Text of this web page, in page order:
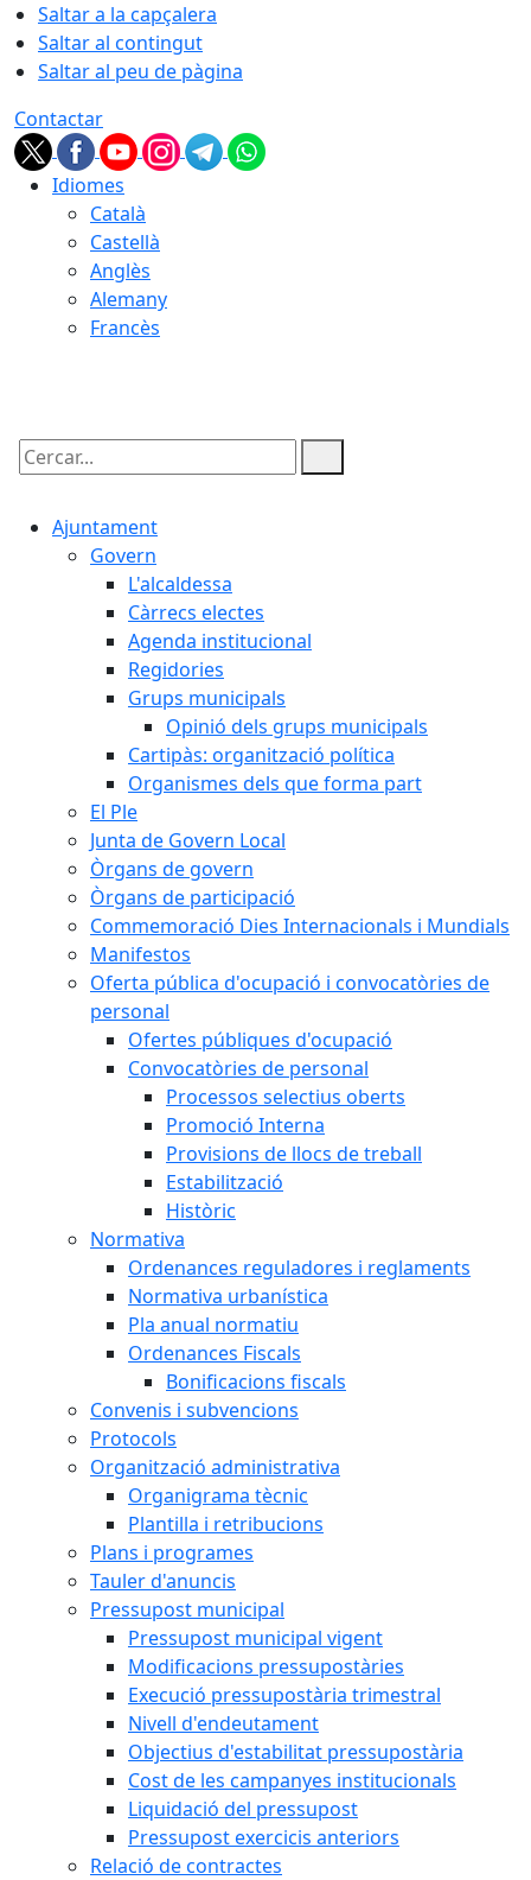
Saltar a la capçalera
Saltar al contingut
Saltar al peu de pàgina
Contactar
Idiomes
Català
Castellà
Anglès
Alemany
Francès
Cercar:
Ajuntament
Govern
L'alcaldessa
Càrrecs electes
Agenda institucional
Regidories
Grups municipals
Opinió dels grups municipals
Cartipàs: organització política
Organismes dels que forma part
El Ple
Junta de Govern Local
Òrgans de govern
Òrgans de participació
Commemoració Dies Internacionals i Mundials
Manifestos
Oferta pública d'ocupació i convocatòries de
personal
Ofertes públiques d'ocupació
Convocatòries de personal
Processos selectius oberts
Promoció Interna
Provisions de llocs de treball
Estabilització
Històric
Normativa
Ordenances reguladores i reglaments
Normativa urbanística
Pla anual normatiu
Ordenances Fiscals
Bonificacions fiscals
Convenis i subvencions
Protocols
Organització administrativa
Organigrama tècnic
Plantilla i retribucions
Plans i programes
Tauler d'anuncis
Pressupost municipal
Pressupost municipal vigent
Modificacions pressupostàries
Execució pressupostària trimestral
Nivell d'endeutament
Objectius d'estabilitat pressupostària
Cost de les campanyes institucionals
Liquidació del pressupost
Pressupost exercicis anteriors
Relació de contractes